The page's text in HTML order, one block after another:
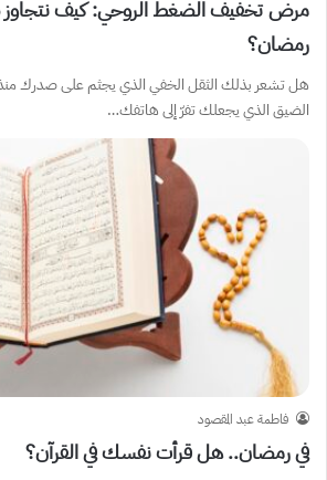
مرض تخفيف الضغط الروحي: كيف
رمضان؟
هل تشعر بذلك الثقل الخفي الذي يجثم على صدرك منذ
الضيق الذي يجعلك تفرّ إلى هاتفك…
فاطمة عبد المقصود
في رمضان.. هل قرأت نفسك في القرآن؟